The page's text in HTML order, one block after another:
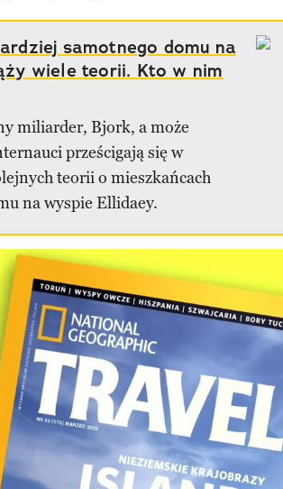
samotnego domu na
wiele teorii. Kto w nim
miliarder, Bjork, a może
prześcigają się w
teorii o mieszkańcach
na wyspie Ellidaey.